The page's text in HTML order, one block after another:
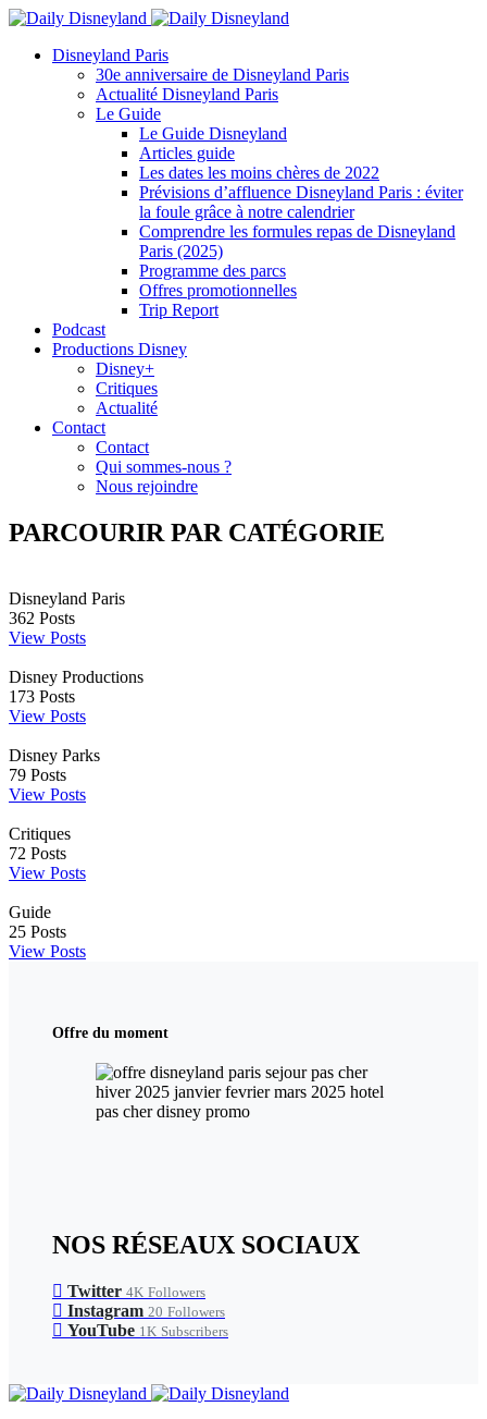
Disneyland Paris
30e anniversaire de Disneyland Paris
Actualité Disneyland Paris
Le Guide
Le Guide Disneyland
Articles guide
Les dates les moins chères de 2022
Prévisions d’affluence Disneyland Paris : éviter
la foule grâce à notre calendrier
Comprendre les formules repas de Disneyland
Paris (2025)
Programme des parcs
Offres promotionnelles
Trip Report
Podcast
Productions Disney
Disney+
Critiques
Actualité
Contact
Contact
Qui sommes-nous ?
Nous rejoindre
PARCOURIR PAR CATÉGORIE
Disneyland Paris
362 Posts
View Posts
Disney Productions
173 Posts
View Posts
Disney Parks
79 Posts
View Posts
Critiques
72 Posts
View Posts
Guide
25 Posts
View Posts
Offre du moment
NOS RÉSEAUX SOCIAUX
Twitter 4K Followers
Instagram 20 Followers
YouTube 1K Subscribers